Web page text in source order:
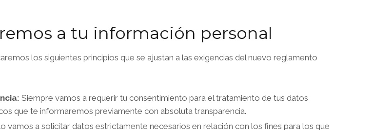
a tu información personal
los siguientes principios que se ajustan a las exigencias del nuevo reglamento
Siempre vamos a requerir tu consentimiento para el tratamiento de tus datos
que te informaremos previamente con absoluta transparencia.
vamos a solicitar datos estrictamente necesarios en relación con los fines para los que